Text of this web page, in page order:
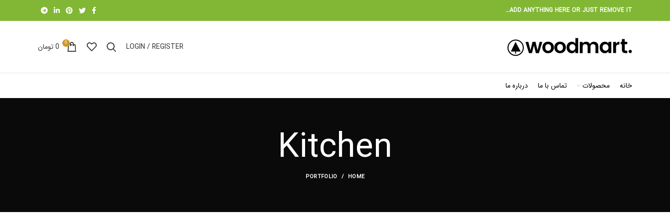
ADD ANYTHING HERE OR JUST REMOVE IT…
LOGIN / REGISTER
0
0تومان
خانه محصولات تماس با ما درباره ما
Kitchen
HOME
PORTFOLIO